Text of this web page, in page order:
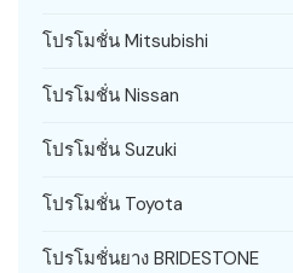
โปรโมชั่น Mitsubishi
โปรโมชั่น Nissan
โปรโมชั่น Suzuki
โปรโมชั่น Toyota
โปรโมชั่นยาง BRIDESTONE